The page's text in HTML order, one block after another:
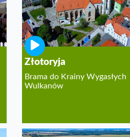
Złotoryja
Brama do Krainy Wygasłych
Wulkanów